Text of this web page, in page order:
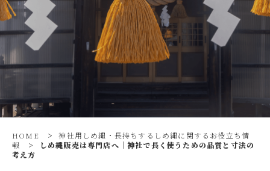
HOME >
神社用しめ縄・長持ちするしめ縄に関するお役立ち情
報
>
しめ縄販売は専門店へ｜神社で長く使うための品質と寸法の
考え方